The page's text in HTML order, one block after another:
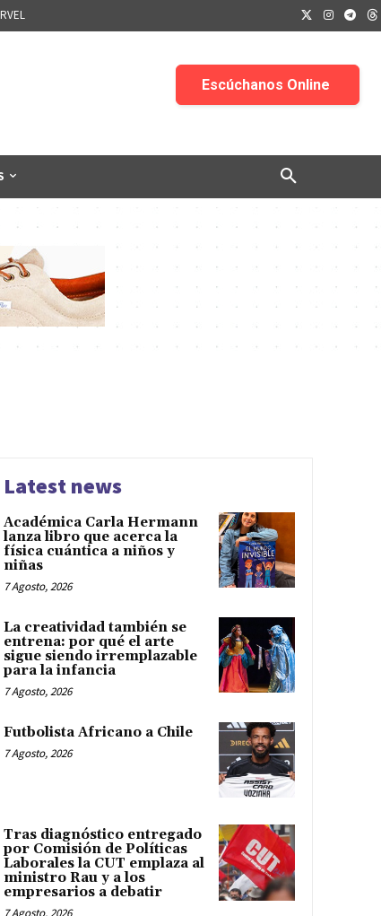
Latest news
Académica Carla Hermann
lanza libro que acerca la
física cuántica a niños y
niñas
7 Agosto, 2026
La creatividad también se
entrena: por qué el arte
sigue siendo irremplazable
para la infancia
7 Agosto, 2026
Futbolista Africano a Chile
7 Agosto, 2026
Tras diagnóstico entregado
por Comisión de Políticas
Laborales la CUT emplaza al
ministro Rau y a los
empresarios a debatir
7 Agosto, 2026